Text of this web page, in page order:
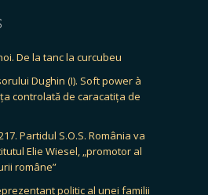
De la tanc la curcubeu
Dughin (I). Soft power à
controlată de caracatița de
Partidul S.O.S. România va
Elie Wiesel, „promotor al
române”
politic al unei familii